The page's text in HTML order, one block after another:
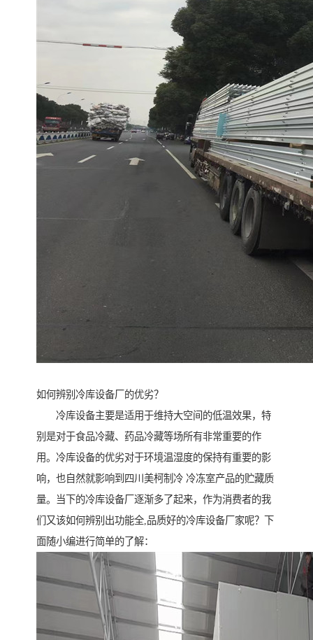
如何辨别冷库设备厂的优劣？
冷库设备主要是适用于维持大空间的低温效果，特
别是对于食品冷藏、药品冷藏等场所有非常重要的作
用。冷库设备的优劣对于环境温湿度的保持有重要的影
响，也自然就影响到四川美柯制冷 冷冻室产品的贮藏质
量。当下的冷库设备厂逐渐多了起来，作为消费者的我
们又该如何辨别出功能全,品质好的冷库设备厂家呢？下
面随小编进行简单的了解：